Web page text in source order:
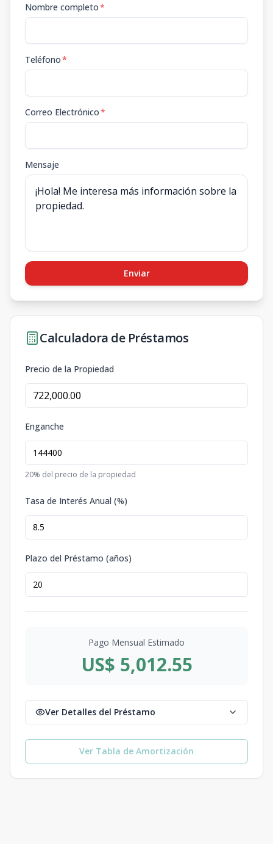
Nombre completo*
Teléfono*
Correo Electrónico*
Mensaje
Enviar
Calculadora de Préstamos
Precio de la Propiedad
Enganche
20% del precio de la propiedad
Tasa de Interés Anual (%)
Plazo del Préstamo (años)
Pago Mensual Estimado
US$ 5,012.55
Ver Detalles del Préstamo
Ver Tabla de Amortización